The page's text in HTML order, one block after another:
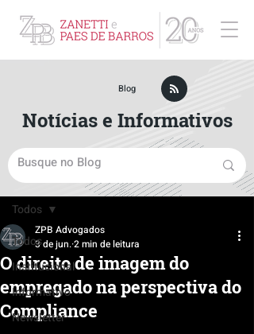
Post
Todos
Institucional
Informativo
Newsletter
Todos
O direito de imagem do
empregado na perspectiva do
Compliance
ZPB Advogados
3 de jun.2 min de leitura
Blog
Notícias e Informativos